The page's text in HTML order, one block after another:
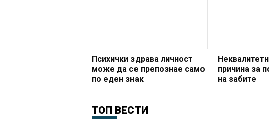
Психички здрава личност
може да се препознае само
по еден знак
причина за
на забите
ТОП ВЕСТИ